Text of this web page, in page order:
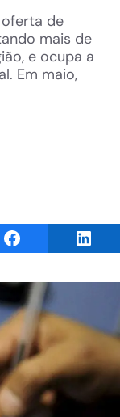
de
mais de
e ocupa a
Em maio,
Share on Facebook